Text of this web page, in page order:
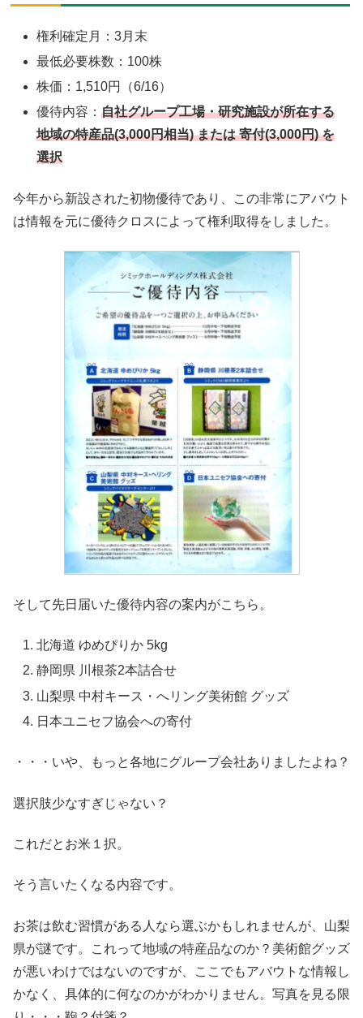
権利確定月：3月末
最低必要株数：100株
株価：1,510円（6/16）
優待内容：自社グループ工場・研究施設が所在する
地域の特産品(3,000円相当) または 寄付(3,000円) を
選択
今年から新設された初物優待であり、この非常にアバウト
は情報を元に優待クロスによって権利取得をしました。
そして先日届いた優待内容の案内がこちら。
北海道 ゆめぴりか 5kg
静岡県 川根茶2本詰合せ
山梨県 中村キース・へリング美術館 グッズ
日本ユニセフ協会への寄付
・・・いや、もっと各地にグループ会社ありましたよね？
選択肢少なすぎじゃない？
これだとお米１択。
そう言いたくなる内容です。
お茶は飲む習慣がある人なら選ぶかもしれませんが、山梨
県が謎です。これって地域の特産品なのか？美術館グッズ
が悪いわけではないのですが、ここでもアバウトな情報し
かなく、具体的に何なのかがわかりません。写真を見る限